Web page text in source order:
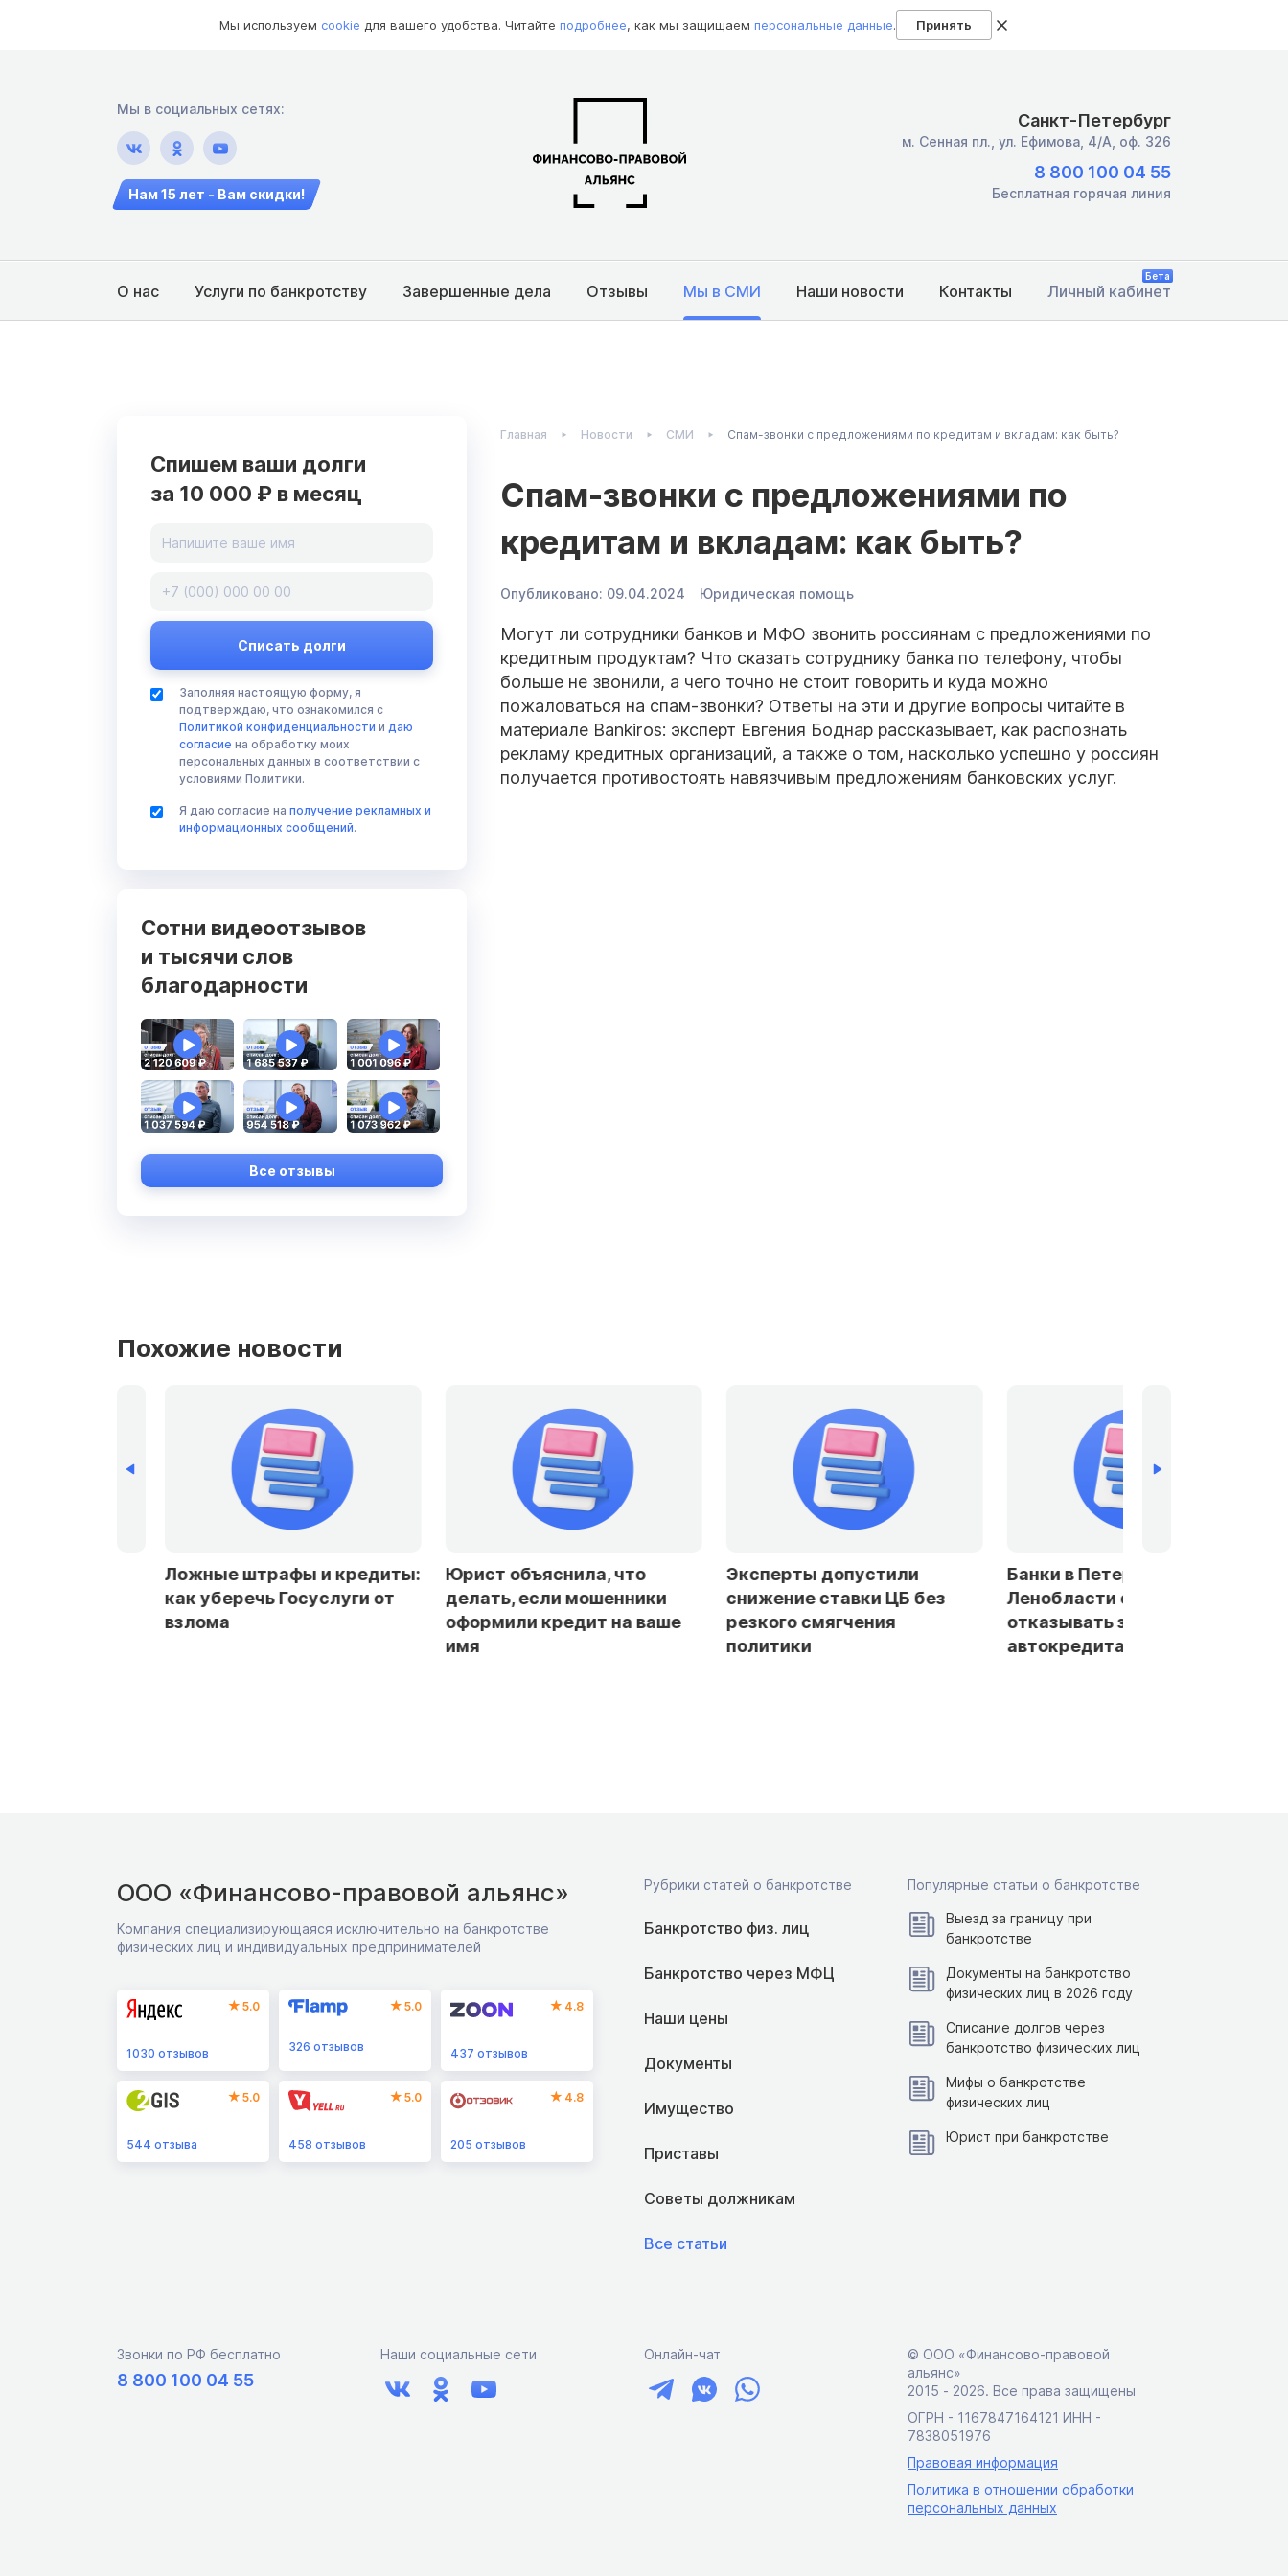
Мы используем cookie для вашего удобства. Читайте подробнее, как мы защищаем персональные данные. Принять
Мы в социальных сетях:
Нам 15 лет - Вам скидки!
Санкт-Петербург
м. Сенная пл., ул. Ефимова, 4/А, оф. 326
8 800 100 04 55
Бесплатная горячая линия
О нас Услуги по банкротству Завершенные дела Отзывы Мы в СМИ Наши новости Контакты Личный кабинет
Бета
Спишем ваши долги
за 10 000 ₽ в месяц
Заполняя настоящую форму, я
подтверждаю, что ознакомился с
Политикой конфиденциальности и даю
согласие на обработку моих
персональных данных в соответствии с
условиями Политики.
Я даю согласие на получение рекламных и
информационных сообщений.
Сотни видеоотзывов
и тысячи слов
благодарности
Все отзывы
Главная Новости СМИ Спам-звонки с предложениями по кредитам и вкладам: как быть?
Спам-звонки с предложениями по
кредитам и вкладам: как быть?
Опубликовано: 09.04.2024 Юридическая помощь
Могут ли сотрудники банков и МФО звонить россиянам с предложениями по
кредитным продуктам? Что сказать сотруднику банка по телефону, чтобы
больше не звонили, а чего точно не стоит говорить и куда можно
пожаловаться на спам-звонки? Ответы на эти и другие вопросы читайте в
материале Bankiros: эксперт Евгения Боднар рассказывает, как распознать
рекламу кредитных организаций, а также о том, насколько успешно у россиян
получается противостоять навязчивым предложениям банковских услуг.
Похожие новости
Ложные штрафы и кредиты:
как уберечь Госуслуги от
взлома
Юрист объяснила, что
делать, если мошенники
оформили кредит на ваше
имя
Эксперты допустили
снижение ставки ЦБ без
резкого смягчения
политики
Банки в Петербурге и
Ленобласти стали чаще
отказывать заемщикам в
автокредитах
ООО «Финансово-правовой альянс»
Компания специализирующаяся исключительно на банкротстве
физических лиц и индивидуальных предпринимателей
5.0
1030 отзывов
5.0
326 отзывов
4.8
437 отзывов
5.0
544 отзыва
5.0
458 отзывов
4.8
205 отзывов
Рубрики статей о банкротстве
Банкротство физ. лиц
Банкротство через МФЦ
Наши цены
Документы
Имущество
Приставы
Советы должникам
Все статьи
Популярные статьи о банкротстве
Выезд за границу при
банкротстве
Документы на банкротство
физических лиц в 2026 году
Списание долгов через
банкротство физических лиц
Мифы о банкротстве
физических лиц
Юрист при банкротстве
Звонки по РФ бесплатно
8 800 100 04 55
Наши социальные сети Онлайн-чат
© ООО «Финансово-правовой
альянс»
2015 ‑ 2026. Все права защищены
ОГРН - 1167847164121 ИНН -
7838051976
Правовая информация
Политика в отношении обработки
персональных данных